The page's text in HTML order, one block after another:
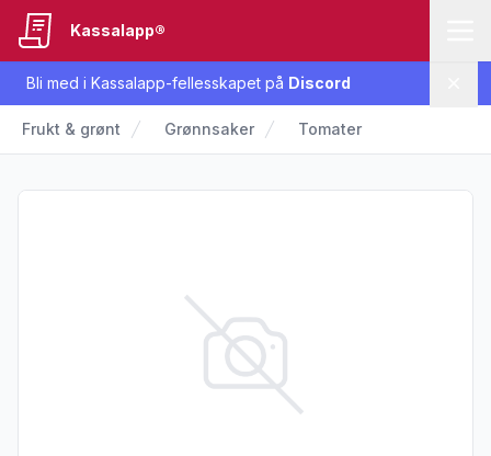
Bli med i Kassalapp-fellesskapet på Discord
Kassalapp®
Frukt & grønt Grønnsaker Tomater